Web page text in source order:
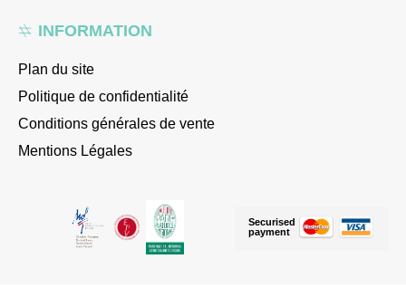
INFORMATION
Plan du site
Politique de confidentialité
Conditions générales de vente
Mentions Légales
Securised
payment